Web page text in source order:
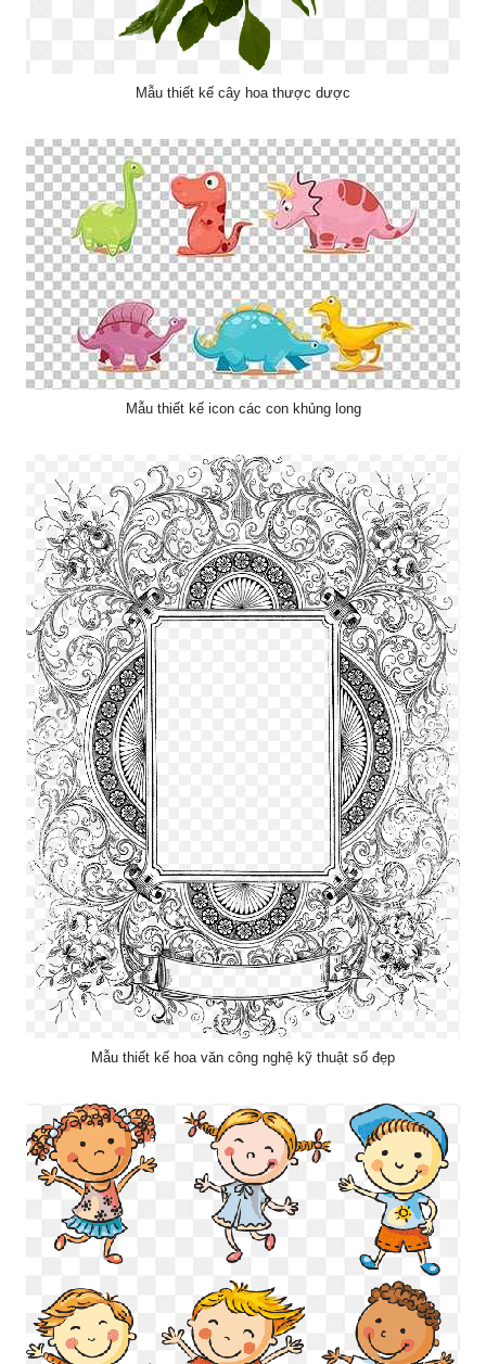
Mẫu thiết kế cây hoa thược dược
Mẫu thiết kế icon các con khủng long
Mẫu thiết kế hoa văn công nghệ kỹ thuật số đẹp